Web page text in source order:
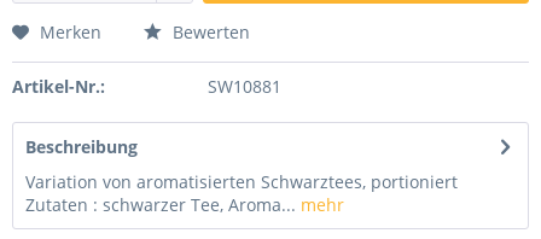
Merken Bewerten
Artikel-Nr.: SW10881
Beschreibung
Variation von aromatisierten Schwarztees, portioniert
Zutaten : schwarzer Tee, Aroma... mehr